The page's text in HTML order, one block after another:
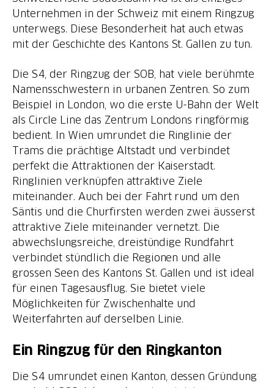
Unternehmen in der Schweiz mit einem Ringzug
unterwegs. Diese Besonderheit hat auch etwas
mit der Geschichte des Kantons St. Gallen zu tun.
Die S4, der Ringzug der SOB, hat viele berühmte
Namensschwestern in urbanen Zentren. So zum
Beispiel in London, wo die erste U-Bahn der Welt
als Circle Line das Zentrum Londons ringförmig
bedient. In Wien umrundet die Ringlinie der
Trams die prächtige Altstadt und verbindet
perfekt die Attraktionen der Kaiserstadt.
Ringlinien verknüpfen attraktive Ziele
miteinander. Auch bei der Fahrt rund um den
Säntis und die Churfirsten werden zwei äusserst
attraktive Ziele miteinander vernetzt. Die
abwechslungsreiche, dreistündige Rundfahrt
verbindet stündlich die Regionen und alle
grossen Seen des Kantons St. Gallen und ist ideal
für einen Tagesausflug. Sie bietet viele
Möglichkeiten für Zwischenhalte und
Weiterfahrten auf derselben Linie.
Ein Ringzug für den Ringkanton
Die S4 umrundet einen Kanton, dessen Gründung